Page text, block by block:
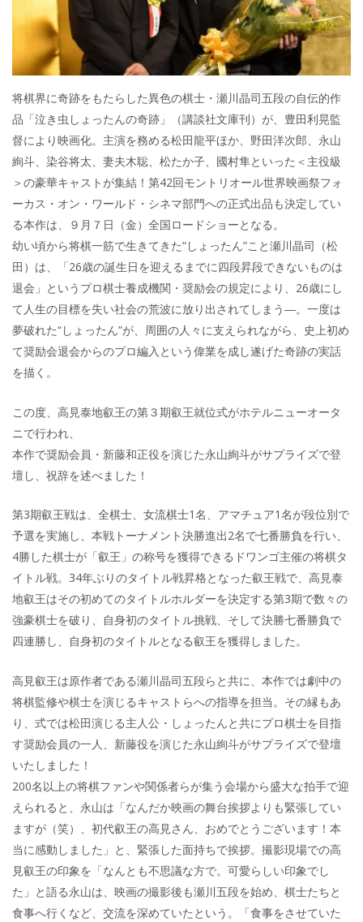
将棋界に奇跡をもたらした異色の棋士・瀬川晶司五段の自伝的作
品「泣き虫しょったんの奇跡」（講談社文庫刊）が、豊田利晃監
督により映画化。主演を務める松田龍平ほか、野田洋次郎、永山
絢斗、染谷将太、妻夫木聡、松たか子、國村隼といった＜主役級
＞の豪華キャストが集結！第42回モントリオール世界映画祭フォ
ーカス・オン・ワールド・シネマ部門への正式出品も決定してい
る本作は、９月７日（金）全国ロードショーとなる。
幼い頃から将棋一筋で生きてきた“しょったん”こと瀬川晶司（松
田）は、「26歳の誕生日を迎えるまでに四段昇段できないものは
退会」というプロ棋士養成機関・奨励会の規定により、26歳にし
て人生の目標を失い社会の荒波に放り出されてしまう―。一度は
夢破れた“しょったん”が、周囲の人々に支えられながら、史上初め
て奨励会退会からのプロ編入という偉業を成し遂げた奇跡の実話
を描く。
この度、高見泰地叡王の第３期叡王就位式がホテルニューオータ
ニで行われ、
本作で奨励会員・新藤和正役を演じた永山絢斗がサプライズで登
壇し、祝辞を述べました！
第3期叡王戦は、全棋士、女流棋士1名、アマチュア1名が段位別で
予選を実施し、本戦トーナメント決勝進出2名で七番勝負を行い、
4勝した棋士が「叡王」の称号を獲得できるドワンゴ主催の将棋タ
イトル戦。34年ぶりのタイトル戦昇格となった叡王戦で、高見泰
地叡王はその初めてのタイトルホルダーを決定する第3期で数々の
強豪棋士を破り、自身初のタイトル挑戦、そして決勝七番勝負で
四連勝し、自身初のタイトルとなる叡王を獲得しました。
高見叡王は原作者である瀬川晶司五段らと共に、本作では劇中の
将棋監修や棋士を演じるキャストらへの指導を担当。その縁もあ
り、式では松田演じる主人公・しょったんと共にプロ棋士を目指
す奨励会員の一人、新藤役を演じた永山絢斗がサプライズで登壇
いたしました！
200名以上の将棋ファンや関係者らが集う会場から盛大な拍手で迎
えられると、永山は「なんだか映画の舞台挨拶よりも緊張してい
ますが（笑）、初代叡王の高見さん、おめでとうございます！本
当に感動しました」と、緊張した面持ちで挨拶。撮影現場での高
見叡王の印象を「なんとも不思議な方で。可愛らしい印象でし
た」と語る永山は、映画の撮影後も瀬川五段を始め、棋士たちと
食事へ行くなど、交流を深めていたという。「食事をさせていた